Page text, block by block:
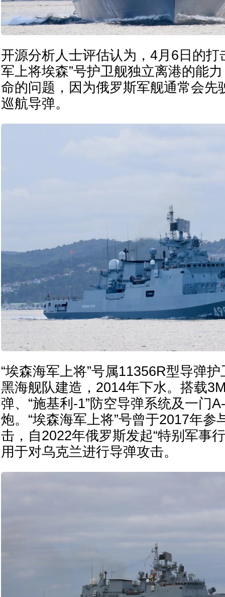
开源分析人士评估认为，4月6日的打
军上将埃森”号护卫舰独立离港的能
命的问题，因为俄罗斯军舰通常会先
巡航导弹。
“埃森海军上将”号属11356R型导弹
黑海舰队建造，2014年下水。搭载
弹、“施基利-1”防空导弹系统及一门
炮。“埃森海军上将”号曾于2017年参
击，自2022年俄罗斯发起“特别军事
用于对乌克兰进行导弹攻击。